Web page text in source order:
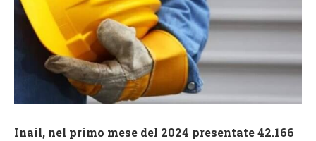
Inail, nel primo mese del 2024 presentate 42.166